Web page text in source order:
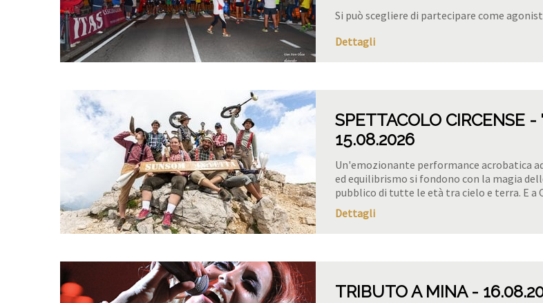
Si può scegliere di partecipare come
Dettagli
SPETTACOLO CIRCENSE
15.08.2026
Un'emozionante performance acrobatica
ed equilibrismo si fondono con la magia
pubblico di tutte le età tra cielo e terra. E a
Dettagli
TRIBUTO A MINA